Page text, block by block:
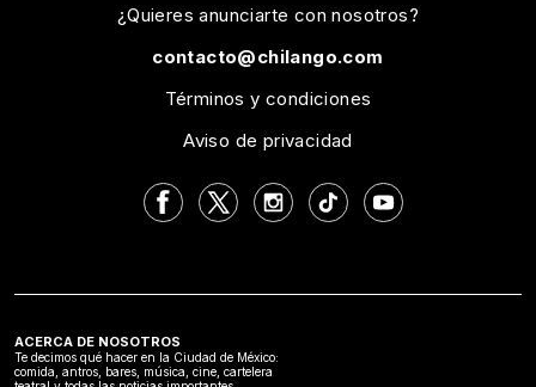
¿Quieres anunciarte con nosotros?
contacto@chilango.com
Términos y condiciones
Aviso de privacidad
ACERCA DE NOSOTROS
Te decimos qué hacer en la Ciudad de México:
comida, antros, bares, música, cine, cartelera